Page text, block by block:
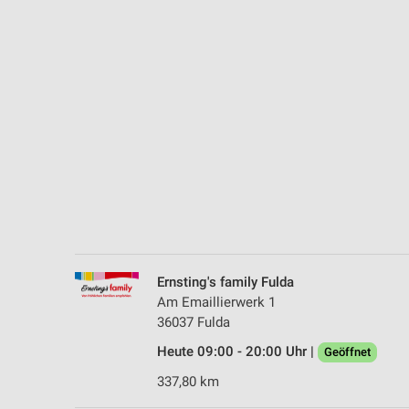
Ernsting's family Fulda
Am Emaillierwerk 1
36037 Fulda
Heute 09:00 - 20:00 Uhr |
Geöffnet
337,80 km
Notwendig